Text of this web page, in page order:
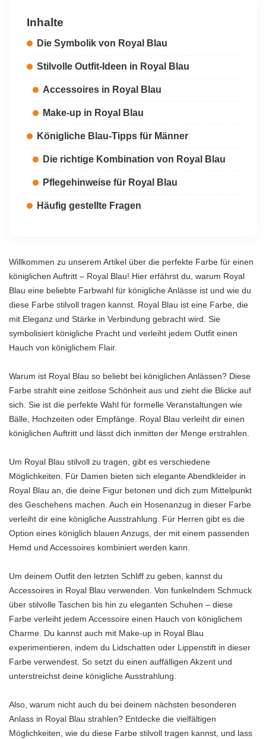
Inhalte
Die Symbolik von Royal Blau
Stilvolle Outfit-Ideen in Royal Blau
Accessoires in Royal Blau
Make-up in Royal Blau
Königliche Blau-Tipps für Männer
Die richtige Kombination von Royal Blau
Pflegehinweise für Royal Blau
Häufig gestellte Fragen
Willkommen zu unserem Artikel über die perfekte Farbe für einen
königlichen Auftritt – Royal Blau! Hier erfährst du, warum Royal
Blau eine beliebte Farbwahl für königliche Anlässe ist und wie du
diese Farbe stilvoll tragen kannst. Royal Blau ist eine Farbe, die
mit Eleganz und Stärke in Verbindung gebracht wird. Sie
symbolisiert königliche Pracht und verleiht jedem Outfit einen
Hauch von königlichem Flair.
Warum ist Royal Blau so beliebt bei königlichen Anlässen? Diese
Farbe strahlt eine zeitlose Schönheit aus und zieht die Blicke auf
sich. Sie ist die perfekte Wahl für formelle Veranstaltungen wie
Bälle, Hochzeiten oder Empfänge. Royal Blau verleiht dir einen
königlichen Auftritt und lässt dich inmitten der Menge erstrahlen.
Um Royal Blau stilvoll zu tragen, gibt es verschiedene
Möglichkeiten. Für Damen bieten sich elegante Abendkleider in
Royal Blau an, die deine Figur betonen und dich zum Mittelpunkt
des Geschehens machen. Auch ein Hosenanzug in dieser Farbe
verleiht dir eine königliche Ausstrahlung. Für Herren gibt es die
Option eines königlich blauen Anzugs, der mit einem passenden
Hemd und Accessoires kombiniert werden kann.
Um deinem Outfit den letzten Schliff zu geben, kannst du
Accessoires in Royal Blau verwenden. Von funkelndem Schmuck
über stilvolle Taschen bis hin zu eleganten Schuhen – diese
Farbe verleiht jedem Accessoire einen Hauch von königlichem
Charme. Du kannst auch mit Make-up in Royal Blau
experimentieren, indem du Lidschatten oder Lippenstift in dieser
Farbe verwendest. So setzt du einen auffälligen Akzent und
unterstreichst deine königliche Ausstrahlung.
Also, warum nicht auch du bei deinem nächsten besonderen
Anlass in Royal Blau strahlen? Entdecke die vielfältigen
Möglichkeiten, wie du diese Farbe stilvoll tragen kannst, und lass